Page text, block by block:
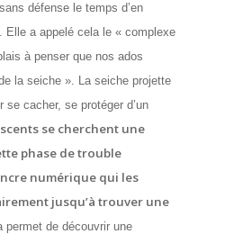
défense le temps d’en
Elle a appelé cela le « complexe
à penser que nos ados
la seiche ». La seiche projette
se cacher, se protéger d’un
se cherchent une
phase de trouble
numérique qui les
jusqu’à trouver une
permet de découvrir une